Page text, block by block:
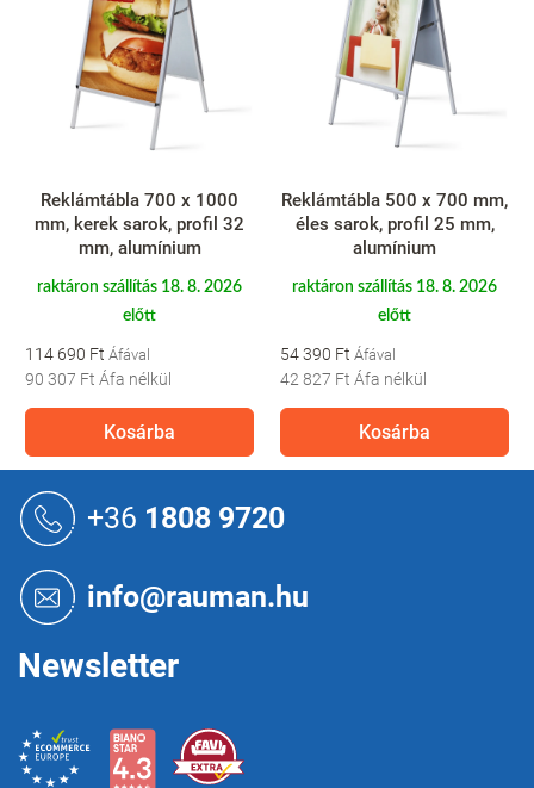
Reklámtábla 700 x 1000
mm, kerek sarok, profil 32
mm, alumínium
raktáron szállítás 18. 8. 2026
előtt
114 690 Ft
90 307 Ft Áfa nélkül
Kosárba
Reklámtábla 500 x 700 mm,
éles sarok, profil 25 mm,
alumínium
raktáron szállítás 18. 8. 2026
előtt
54 390 Ft
42 827 Ft Áfa nélkül
Kosárba
+36 1808 9720
info@rauman.hu
Newsletter